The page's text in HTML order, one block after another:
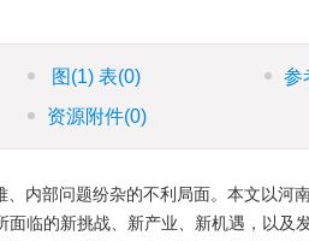
图 (1)表(0) 参
资源附件(0)
内部问题纷杂的不利局面。本文以河
临的新挑战、新产业、新机遇，以及